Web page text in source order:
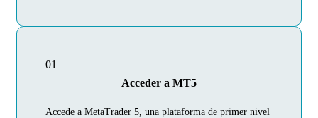
01
Acceder a MT5
Accede a MetaTrader 5, una plataforma de primer nivel